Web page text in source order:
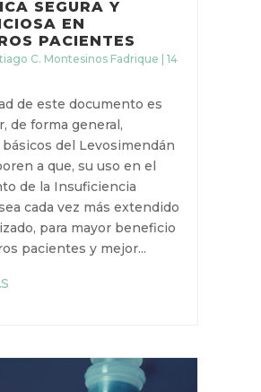
SEGURA Y
EN
PACIENTES
C. Montesinos Fadrique | 14
de este documento es
de forma general,
del Levosimendán
a que, su uso en el
de la Insuficiencia
cada vez más extendido
para mayor beneficio
pacientes y mejor...